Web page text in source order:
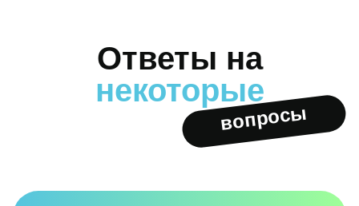
Ответы на
некоторые
вопросы